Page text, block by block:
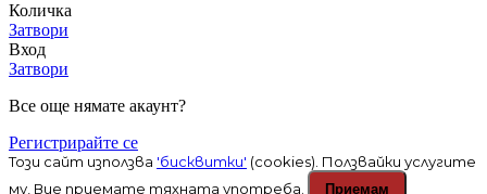
Количка
Затвори
Вход
Затвори
Все още нямате акаунт?
Регистрирайте се
Този сайт използва 'бисквитки' (cookies). Ползвайки услугите
му, Вие приемате тяхната употреба.
Приемам